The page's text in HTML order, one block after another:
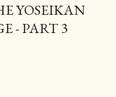
YOSEIKAN
- PART 3